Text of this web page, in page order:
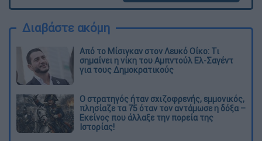
Διαβάστε ακόμη
Από το Μίσιγκαν στον Λευκό Οίκο: Τι
σημαίνει η νίκη του Αμπντούλ Ελ-Σαγέντ
για τους Δημοκρατικούς
O στρατηγός ήταν σχιζοφρενής, εμμονικός,
πλησίαζε τα 75 όταν τον αντάμωσε η δόξα –
Εκείνος που άλλαξε την πορεία της
Ιστορίας!